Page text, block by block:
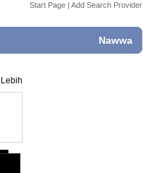
Start Page | Add Search Provider
Nawwa
Lebih